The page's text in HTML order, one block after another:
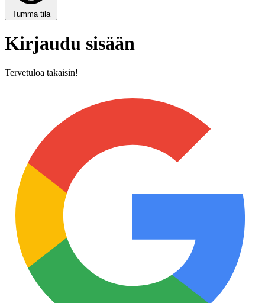
Tumma tila
Kirjaudu sisään
Tervetuloa takaisin!